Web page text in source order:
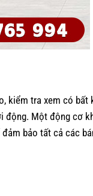
kiểm tra xem có bất
động. Một động cơ
bảo tất cả các